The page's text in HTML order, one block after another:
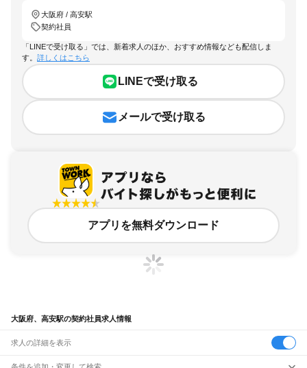
大阪府 / 高安駅
契約社員
「LINEで受け取る」では、新着求人のほか、おすすめ情報なども配信しま
す。 詳しくはこちら
LINEで受け取る
メールで受け取る
アプリを無料ダウンロード
大阪府、高安駅の契約社員求人情報
求人の詳細を表示